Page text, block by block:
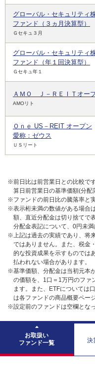
グローバル・セキュリティ
ファンド（３ヵ月決算型）
Ｇセキュ３月
グローバル・セキュリティ
ファンド（年１回決算型）
Ｇセキュ年１
ＡＭＯ Ｊ－ＲＥＩＴオー
AMOリト
Ｏｎｅ US－REIT オープン
愛称：ゼウス
ＵＳリート
※前日比は前営業日との比較で
算日前営業日の基準価額(分配
※ファンドの前日比の騰落率と
※表示桁未満の数値がある場合
額、直近分配金は切り捨てで
分配金表記について、0円未
※上記は過去の実績であり、将
ではありません。また、税金
的な投資成果を示すものでは
払われない場合があります。
※基準価額、分配金は当初元本
の価額を、1口＝1万円のファ
ます。また、ETFについては
は各ファンドの商品概要ペー
※設定前のファンドは空欄となっ
お取扱い
ファンド一覧
決